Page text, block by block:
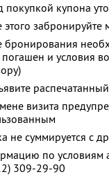
покупкой купона
этого
бронирования
погашен и условия
визита
не суммируется с
по условиям
309-29-90